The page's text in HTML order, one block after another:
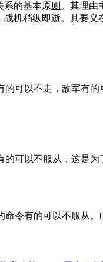
系的基本原则 。其理由
战机稍纵即逝。其要义
的可以不走，敌军有
的可以不服从，这是为
命令有的可以不服从